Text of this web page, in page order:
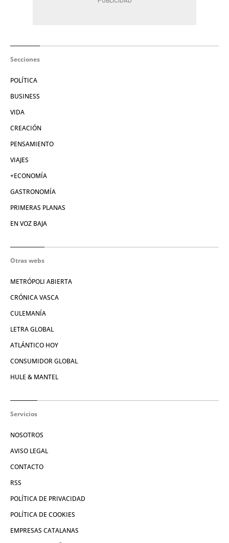
Secciones
POLÍTICA
BUSINESS
VIDA
CREACIÓN
PENSAMIENTO
VIAJES
+ECONOMÍA
GASTRONOMÍA
PRIMERAS PLANAS
EN VOZ BAJA
Otras webs
METRÓPOLI ABIERTA
CRÓNICA VASCA
CULEMANÍA
LETRA GLOBAL
ATLÁNTICO HOY
CONSUMIDOR GLOBAL
HULE & MANTEL
Servicios
NOSOTROS
AVISO LEGAL
CONTACTO
RSS
POLÍTICA DE PRIVACIDAD
POLÍTICA DE COOKIES
EMPRESAS CATALANAS